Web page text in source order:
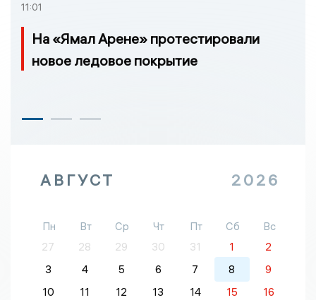
11:01
На «Ямал Арене» протестировали
новое ледовое покрытие
АВГУСТ 2026
Пн Вт Ср Чт Пт Сб
Вс
27
28 29 30 31 1
2
3
4 5 6 7 8
9
10
11 12 13 14 15
16